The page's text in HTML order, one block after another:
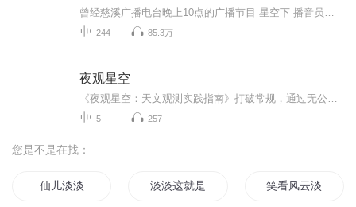
244 85.3万
夜观星空
5 257
您是不是在找：
仙儿淡淡 淡淡这就是爱 笑看风云淡